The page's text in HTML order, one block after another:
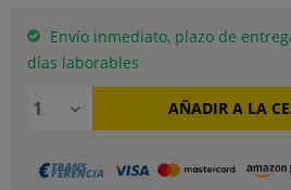
Envío inmediato, plazo de
días laborables
AÑADIR A LA